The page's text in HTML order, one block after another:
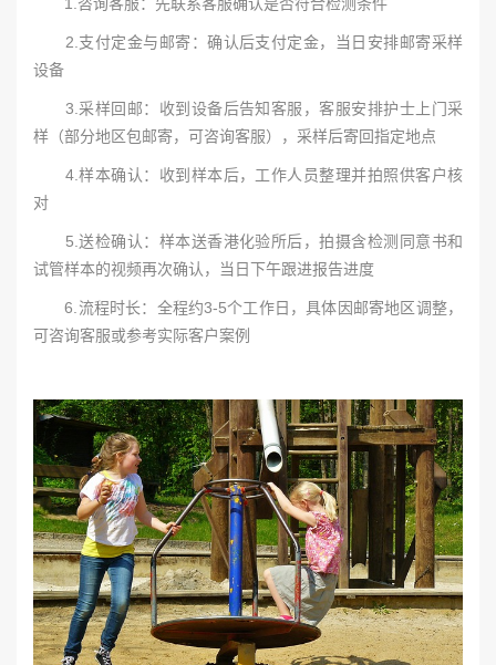
2.支付定金与邮寄：确认后支付定金，当日安排邮寄采样
设备
3.采样回邮：收到设备后告知客服，客服安排护士上门采
样（部分地区包邮寄，可咨询客服），采样后寄回指定地点
4.样本确认：收到样本后，工作人员整理并拍照供客户核
对
5.送检确认：样本送香港化验所后，拍摄含检测同意书和
试管样本的视频再次确认，当日下午跟进报告进度
6.流程时长：全程约3-5个工作日，具体因邮寄地区调整，
可咨询客服或参考实际客户案例